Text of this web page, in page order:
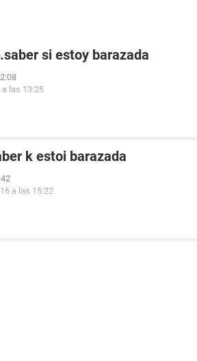
si estoy barazada
a las 13:25
k estoi barazada
a las 15:22